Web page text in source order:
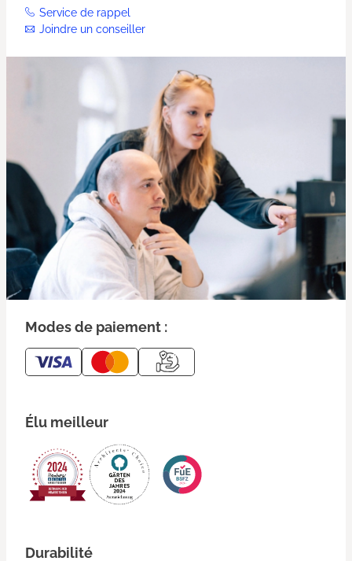
Service de rappel
Joindre un conseiller
Modes de paiement :
Élu meilleur
Durabilité